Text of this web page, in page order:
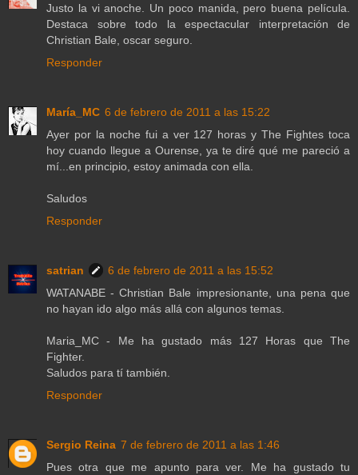
Justo la vi anoche. Un poco manida, pero buena película.
Destaca sobre todo la espectacular interpretación de
Christian Bale, oscar seguro.
Responder
María_MC 6 de febrero de 2011 a las 15:22
Ayer por la noche fui a ver 127 horas y The Fightes toca
hoy cuando llegue a Ourense, ya te diré qué me pareció a
mí...en principio, estoy animada con ella.
Saludos
Responder
satrian
6 de febrero de 2011 a las 15:52
WATANABE - Christian Bale impresionante, una pena que
no hayan ido algo más allá con algunos temas.
Maria_MC - Me ha gustado más 127 Horas que The
Fighter.
Saludos para tí también.
Responder
Sergio Reina 7 de febrero de 2011 a las 1:46
Pues otra que me apunto para ver. Me ha gustado tu